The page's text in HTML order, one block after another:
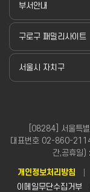
부서안내
구로구 패밀리사이트
서울시 자치구
[08284] 서울특
대표번호 02-860-
간,공휴
개인정보처리방침
이메일무단수집거부